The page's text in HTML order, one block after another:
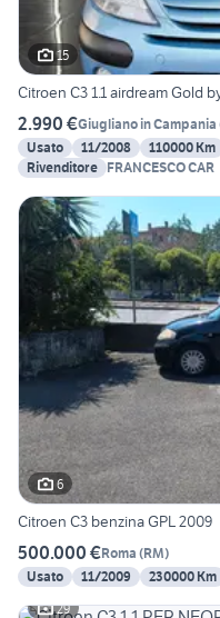
15
Citroen C3 1.1 airdream Gold
2.990 €Giugliano in Campania
Usato
11/2008 110000 Km
Rivenditore FRANCESCO CAR
6
Citroen C3 benzina GPL 2009
500.000 €Roma (RM)
Usato
11/2009 230000 Km
29